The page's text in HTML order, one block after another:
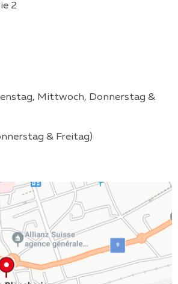
2
Mittwoch, Donnerstag &
& Freitag)